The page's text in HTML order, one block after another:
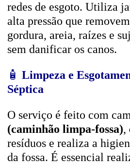
redes de esgoto. Utiliza
alta pressão que
gordura, areia, raízes e
sem danificar os canos.
🧴 Limpeza e
Séptica
O serviço é feito com
(caminhão limpa-fossa),
resíduos e realiza a
da fossa. É essencial